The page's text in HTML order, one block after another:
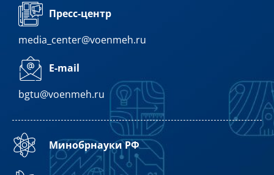
Пресс-центр
media_center@voenmeh.ru
E-mail
bgtu@voenmeh.ru
Минобрнауки РФ